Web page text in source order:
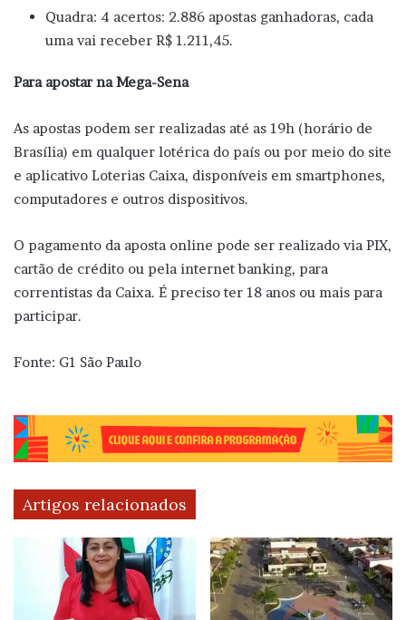
Quadra: 4 acertos: 2.886 apostas ganhadoras, cada
uma vai receber R$ 1.211,45.
Para apostar na Mega-Sena
As apostas podem ser realizadas até as 19h (horário de
Brasília) em qualquer lotérica do país ou por meio do site
e aplicativo Loterias Caixa, disponíveis em smartphones,
computadores e outros dispositivos.
O pagamento da aposta online pode ser realizado via PIX,
cartão de crédito ou pela internet banking, para
correntistas da Caixa. É preciso ter 18 anos ou mais para
participar.
Fonte: G1 São Paulo
Artigos relacionados